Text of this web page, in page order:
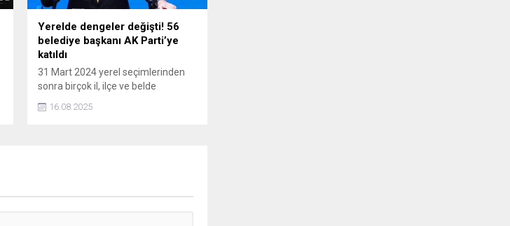
Yerelde dengeler değişti! 56
belediye başkanı AK Parti’ye
katıldı
31 Mart 2024 yerel seçimlerinden
sonra birçok il, ilçe ve belde
bırakarak AK Parti'ye katıldı. 56
16.08.2025